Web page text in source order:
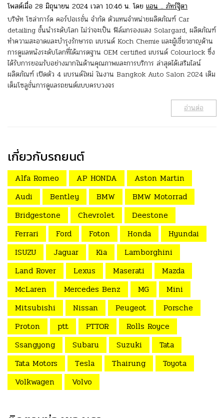
โพสต์เมื่อ 28 มิถุนายน 2024 เวลา 10:46 น. โดย แอน .. ภัทร์ฐิตา
บริษัท โซล่าการ์ด คอร์ปอเรชั่น จำกัด ตัวแทนจำหน่ายผลิตภัณฑ์ Car
detailing ชั้นนำระดับโลก ไม่ว่าจะเป็น ฟิล์มกรองแสง Solargard, ผลิตภัณฑ์
ทำความสะอาดและบำรุงรักษารถ แบรนด์ Koch Chemie และผู้เชี่ยวชาญด้าน
การดูแลหนังระดับโลกที่ได้มารตฐาน OEM certified แบรนด์ Colourlock ซึ่ง
ได้รับการยอมรับอย่างมากในด้านคุณภาพและการบริการ ล่าสุดได้เสริมไลน์
ผลิตภัณฑ์ เปิดตัว 4 แบรนด์ใหม่ ในงาน Bangkok Auto Salon 2024 เติม
เต็มโซลูชั่นการดูแลรถยนต์แบบครบวงจร
อ่านต่อ
เกี่ยวกับรถยนต์
Alfa Romeo AP HONDA
Aston Martin
Audi
Bentley BMW
BMW Motorrad
Bridgestone
Chevrolet
Deestone
Ferrari
Ford Foton Honda
Hyundai
ISUZU
Jaguar Kia
Lamborghini
Land Rover
Lexus Maserati
Mazda
McLaren
Mercedes Benz MG
Mini
Mitsubishi
Nissan Peugeot
Porsche
Proton
ptt PTTOR
Rolls Royce
Ssangyong
Subaru Suzuki
Tata
Tata Motors
Tesla Thairung
Toyota
Volkwagen
Volvo